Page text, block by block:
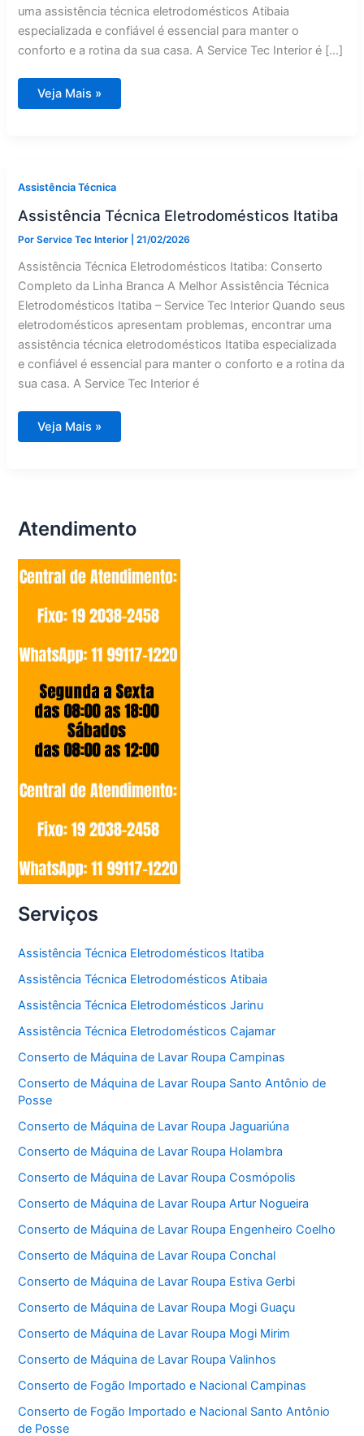
uma assistência técnica eletrodomésticos Atibaia
especializada e confiável é essencial para manter o
conforto e a rotina da sua casa. A Service Tec Interior é […]
Assistência
Técnica
Veja Mais »
Assistência Técnica
Assistência Técnica Eletrodomésticos Itatiba
PorService Tec Interior |21/02/2026
Assistência Técnica Eletrodomésticos Itatiba: Conserto
Completo da Linha Branca A Melhor Assistência Técnica
Eletrodomésticos Itatiba – Service Tec Interior Quando seus
eletrodomésticos apresentam problemas, encontrar uma
assistência técnica eletrodomésticos Itatiba especializada
e confiável é essencial para manter o conforto e a rotina da
sua casa. A Service Tec Interior é
Assistência
Técnica
Veja Mais »
Atendimento
Serviços
Assistência Técnica Eletrodomésticos Itatiba
Assistência Técnica Eletrodomésticos Atibaia
Assistência Técnica Eletrodomésticos Jarinu
Assistência Técnica Eletrodomésticos Cajamar
Conserto de Máquina de Lavar Roupa Campinas
Conserto de Máquina de Lavar Roupa Santo Antônio de
Posse
Conserto de Máquina de Lavar Roupa Jaguariúna
Conserto de Máquina de Lavar Roupa Holambra
Conserto de Máquina de Lavar Roupa Cosmópolis
Conserto de Máquina de Lavar Roupa Artur Nogueira
Conserto de Máquina de Lavar Roupa Engenheiro Coelho
Conserto de Máquina de Lavar Roupa Conchal
Conserto de Máquina de Lavar Roupa Estiva Gerbi
Conserto de Máquina de Lavar Roupa Mogi Guaçu
Conserto de Máquina de Lavar Roupa Mogi Mirim
Conserto de Máquina de Lavar Roupa Valinhos
Conserto de Fogão Importado e Nacional Campinas
Conserto de Fogão Importado e Nacional Santo Antônio
de Posse